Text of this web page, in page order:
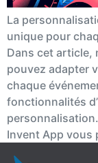
La
unique pour
Dans cet article,
pouvez adapter
chaque
fonctionnalités
Invent App vous